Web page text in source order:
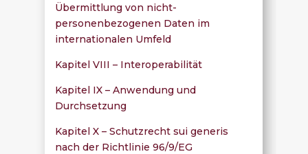
Übermittlung von nicht-
personenbezogenen Daten im
internationalen Umfeld
Kapitel VIII – Interoperabilität
Kapitel IX – Anwendung und
Durchsetzung
Kapitel X – Schutzrecht sui generis
nach der Richtlinie 96/9/EG